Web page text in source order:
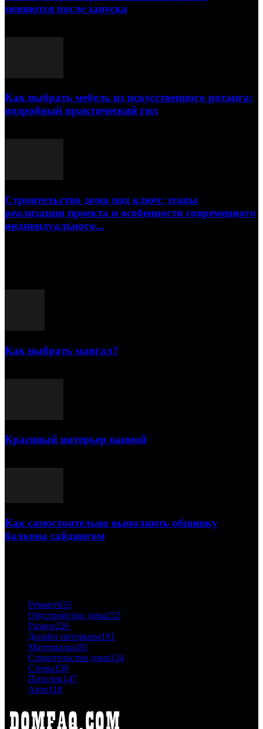
меняются после запуска
Как выбрать мебель из искусственного ротанга:
подробный практический гид
Строительство дома под ключ: этапы
реализации проекта и особенности современного
индивидуального...
Как выбрать мангал?
Красивый интерьер ванной
Как самостоятельно выполнить обшивку
балкона сайдингом
Ремонт635
Обустройство дома252
Разное226
Дизайн интерьера191
Материалы181
Строительство дома154
Стены150
Потолок147
Авто118